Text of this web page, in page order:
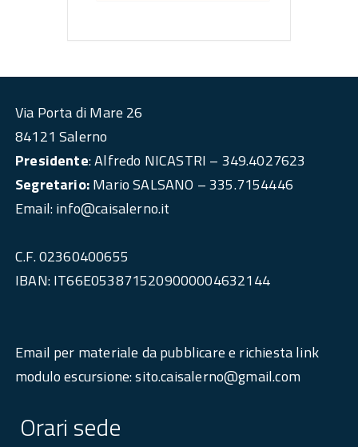
Via Porta di Mare 26
84121 Salerno
Presidente: Alfredo NICASTRI – 349.4027623
Segretario:Mario SALSANO – 335.7154446
Email: info@caisalerno.it
C.F. 02360400655
IBAN: IT66E0538715209000004632144
Email per materiale da pubblicare e richiesta link
modulo escursione: sito.caisalerno@gmail.com
Orari sede